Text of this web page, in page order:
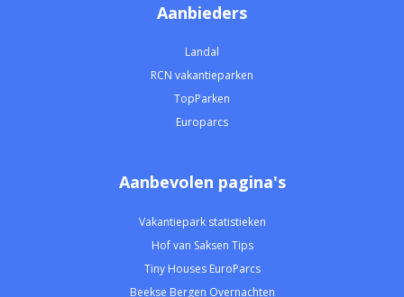
Aanbieders
Landal
RCN vakantieparken
TopParken
Europarcs
Aanbevolen pagina's
Vakantiepark statistieken
Hof van Saksen Tips
Tiny Houses EuroParcs
Beekse Bergen Overnachten